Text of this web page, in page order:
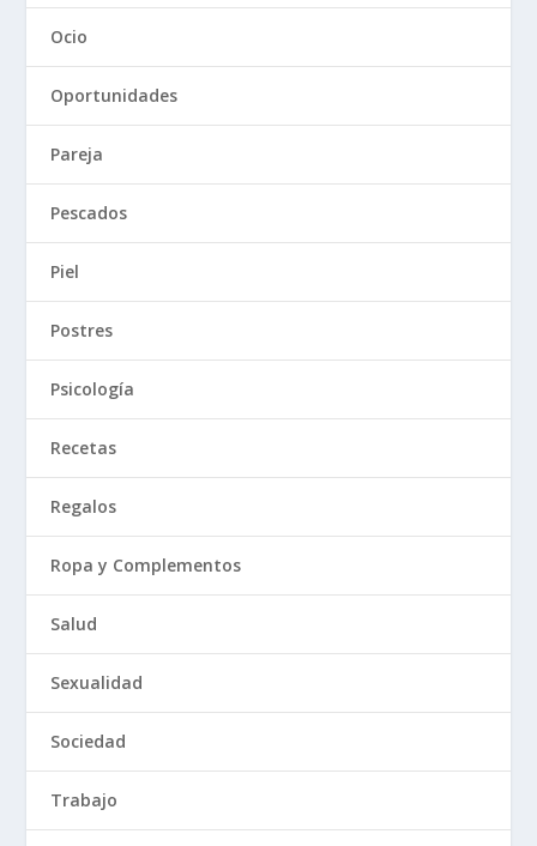
Ocio
Oportunidades
Pareja
Pescados
Piel
Postres
Psicología
Recetas
Regalos
Ropa y Complementos
Salud
Sexualidad
Sociedad
Trabajo